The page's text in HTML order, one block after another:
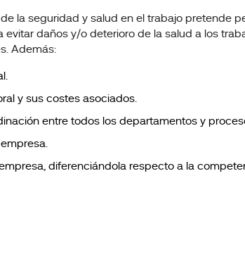
la seguridad y salud en el trabajo pretende
evitar daños y/o deterioro de la salud a los
Además:
y sus costes asociados.
entre todos los departamentos y
diferenciándola respecto a la